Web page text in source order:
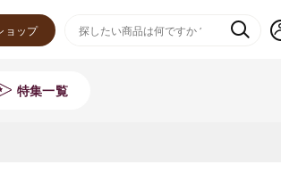
ョップ
特集一覧